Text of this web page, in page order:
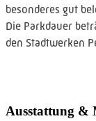
besonderes gut
Die Parkdauer
den Stadtwerken
bis 1 Stunde 0,80
Ausstattung &